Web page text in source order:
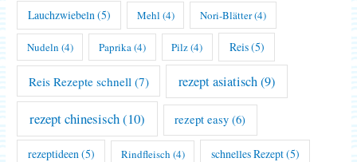
Lauchzwiebeln(5) Mehl (4) Nori-Blätter(4)
Nudeln (4) Paprika(4) Pilz(4) Reis(5)
Reis Rezepte schnell (7) rezept asiatisch(9)
rezept chinesisch(10) rezept easy (6)
rezeptideen (5) Rindfleisch (4) schnelles Rezept(5)